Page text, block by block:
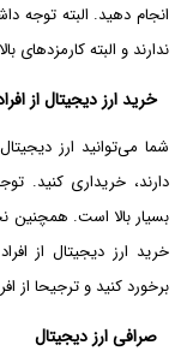
انجام دهید. البته توجه
ندارند و البته کارمزدهای
خرید ارز دیجیتال از
شما می‌توانید ارز
دارند، خریداری کنید.
بسیار بالا است. همچنین
خرید ارز دیجیتال از
برخورد کنید و ترجیحا از
صرافی ارز دیجیتال